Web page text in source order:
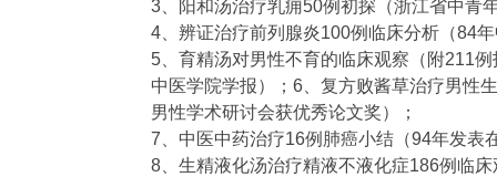
3、阳和汤治疗乳痈50例初探（浙江省中青
4、辨证治疗前列腺炎100例临床分析（84
5、育精汤对男性不育的临床观察（附211
中医学院学报）；6、复方败酱草治疗男性
男性学术研讨会获优秀论文奖）；
7、中医中药治疗16例肺癌小结（94年发表
8、生精液化汤治疗精液不液化症186例临床